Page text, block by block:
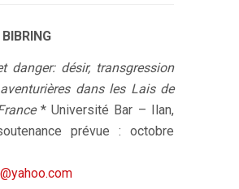
danger: désir, transgression
dans les Lais de
* Université Bar – Ilan,
prévue : octobre